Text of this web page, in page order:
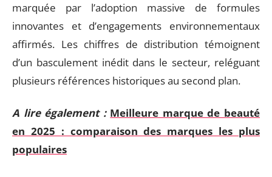
marquée par l’adoption massive de formules
innovantes et d’engagements environnementaux
affirmés. Les chiffres de distribution témoignent
d’un basculement inédit dans le secteur, reléguant
plusieurs références historiques au second plan.
A lire également : Meilleure marque de beauté
en 2025 : comparaison des marques les plus
populaires